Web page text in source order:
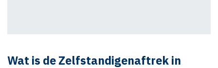
Wat is de Zelfstandigenaftrek in